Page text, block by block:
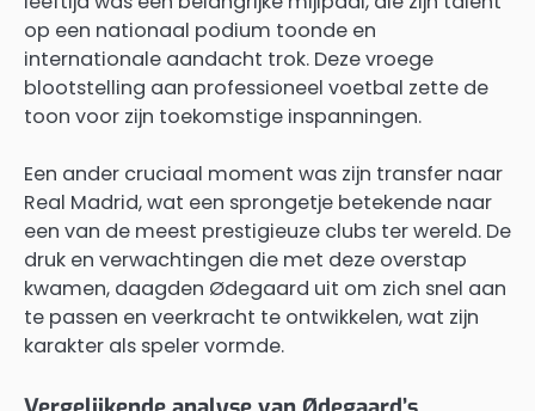
op een nationaal podium toonde en
internationale aandacht trok. Deze vroege
blootstelling aan professioneel voetbal zette de
toon voor zijn toekomstige inspanningen.
Een ander cruciaal moment was zijn transfer naar
Real Madrid, wat een sprongetje betekende naar
een van de meest prestigieuze clubs ter wereld. De
druk en verwachtingen die met deze overstap
kwamen, daagden Ødegaard uit om zich snel aan
te passen en veerkracht te ontwikkelen, wat zijn
karakter als speler vormde.